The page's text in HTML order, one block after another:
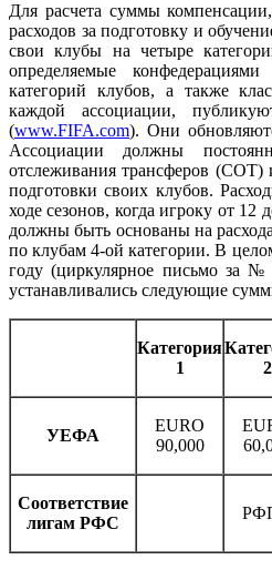
Для расчета суммы
расходов за подготовку и
свои клубы на четыре
определяемые
категорий клубов, а также
каждой ассоциации,
(www.FIFA.com). Они
Ассоциации должны
отслеживания трансферов
подготовки своих клубов.
ходе сезонов, когда игроку от 12
должны быть основаны на
по клубам 4-ой категории. В
году (циркулярное письмо за
устанавливались следующие
Категория
1
2
УЕФА
EURO
90,000
Соответствие
лигам РФС